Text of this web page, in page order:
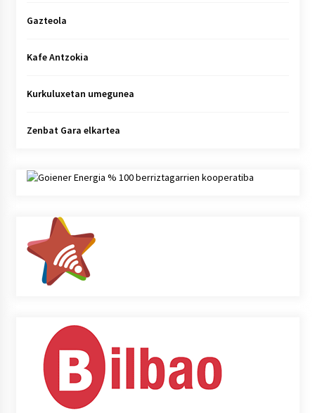
Gazteola
Kafe Antzokia
Kurkuluxetan umegunea
Zenbat Gara elkartea